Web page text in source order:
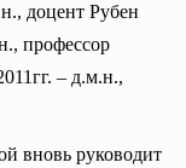
доцент Рубен
профессор
– д.м.н.,
вновь руководит